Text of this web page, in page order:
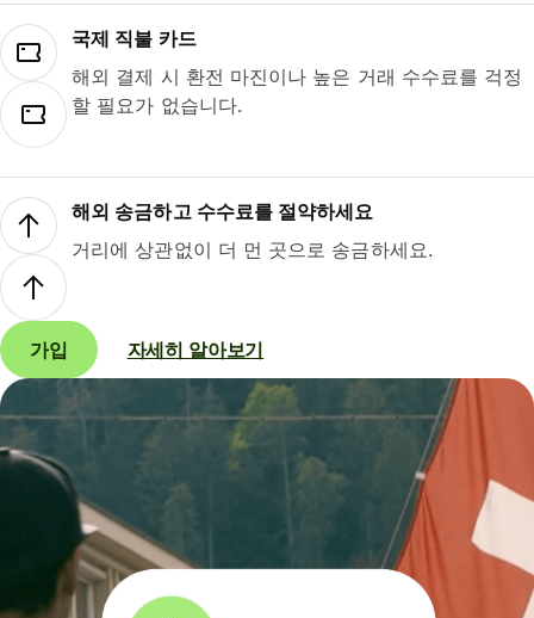
국제 직불 카드
해외 결제 시 환전 마진이나 높은 거래 수수료를 걱정
할 필요가 없습니다.
해외 송금하고 수수료를 절약하세요
거리에 상관없이 더 먼 곳으로 송금하세요.
가입 자세히 알아보기